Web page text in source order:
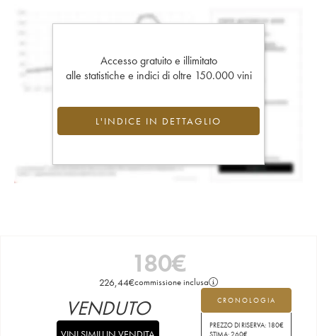
Accesso gratuito e illimitato
alle statistiche e indici di oltre 150.000 vini
L'INDICE IN DETTAGLIO
180€
226,44€commissione inclusa
CRONOLOGIA
PREZZO DI RISERVA: 180€
STIMA:260€
VENDUTO